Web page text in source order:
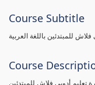
Course Subtitle
للمبتدئين باللغة العربية
Course
تعليم أدوبى فلاش للمبتدئين